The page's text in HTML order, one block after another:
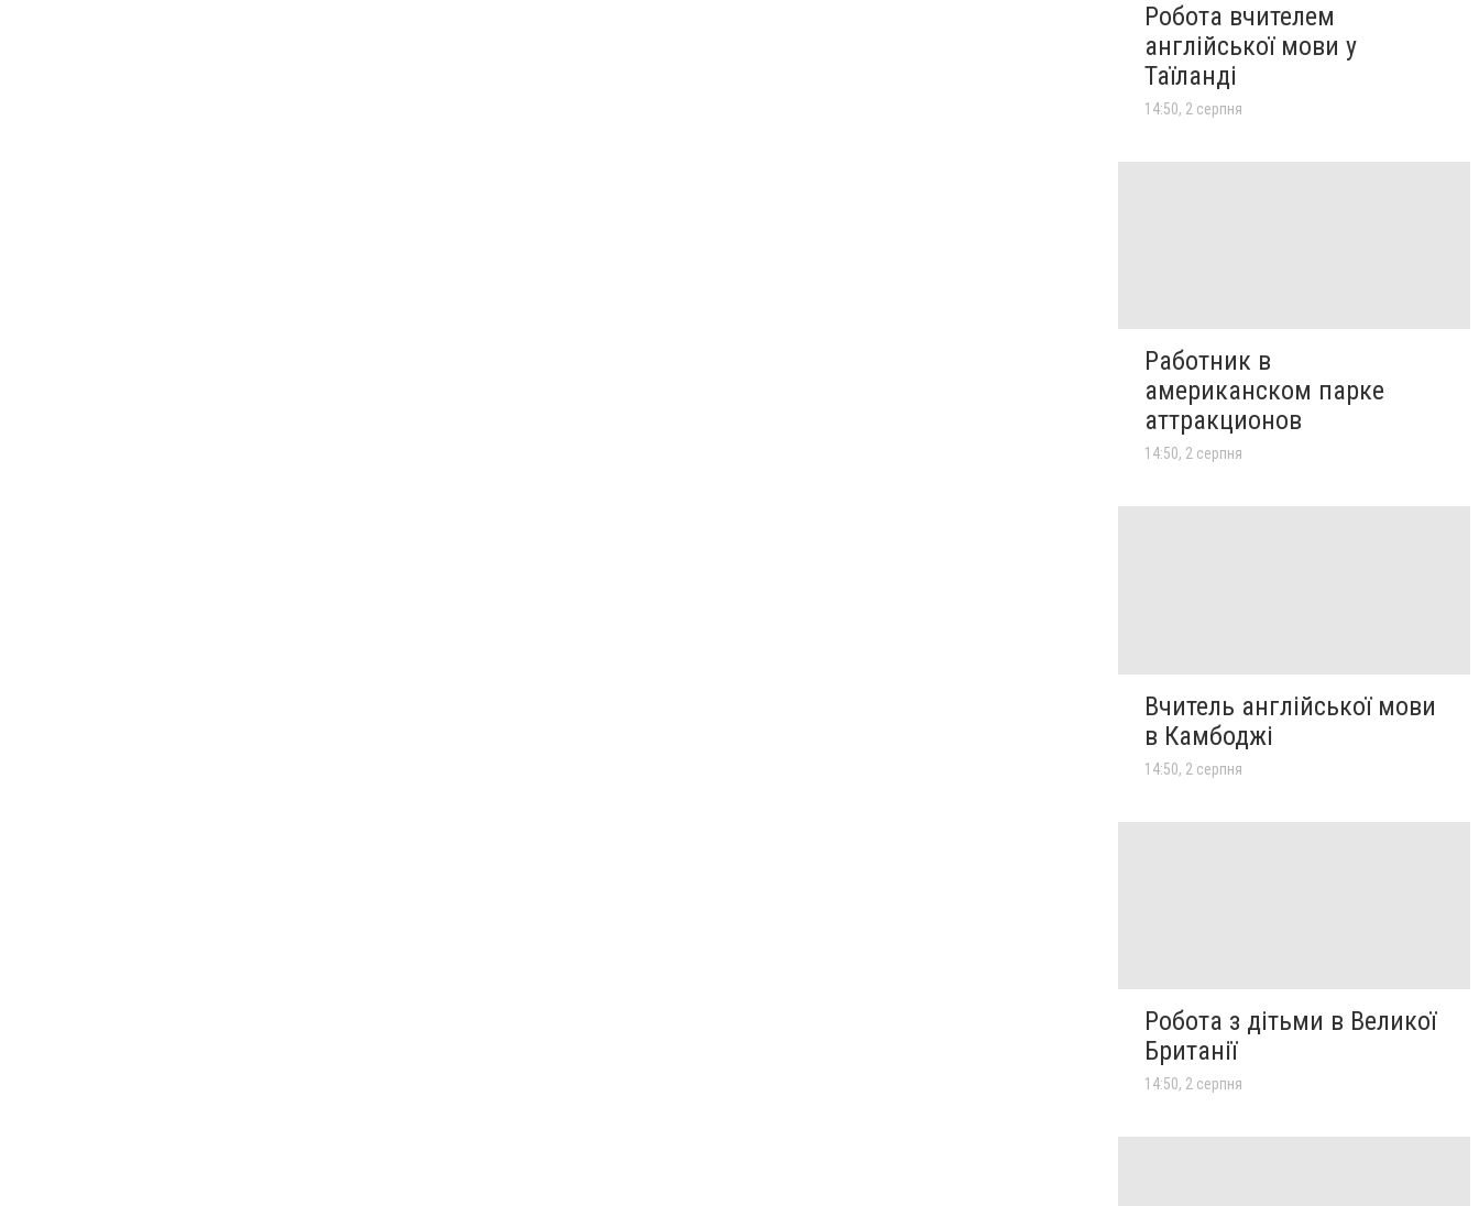
Робота вчителем
англійської мови у
Таїланді
14:50, 2 серпня
Работник в
американском парке
аттракционов
14:50, 2 серпня
Вчитель англійської мови
в Камбоджі
14:50, 2 серпня
Робота з дітьми в Великої
Британії
14:50, 2 серпня